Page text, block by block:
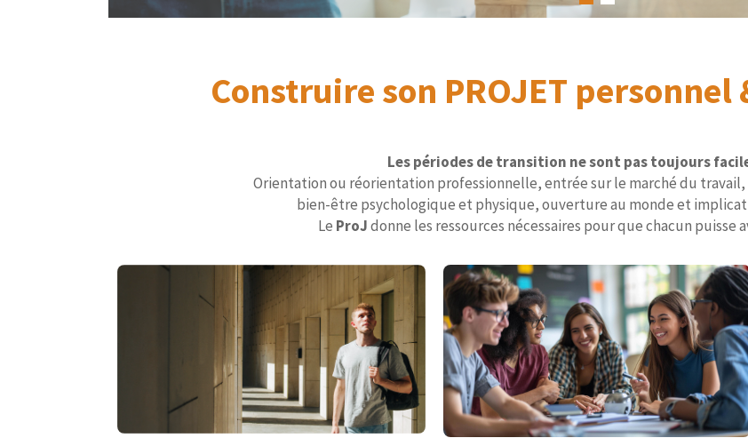
Construire son PROJET
Les périodes de transition ne sont pas toujours
Orientation ou réorientation professionnelle, entrée sur le marché du
bien-être psychologique et physique, ouverture au monde et
Le ProJdonne les ressources nécessaires pour que chacun puisse